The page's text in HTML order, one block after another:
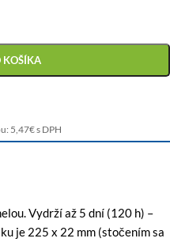
KOŠÍKA
5,47€s DPH
Vydrží až 5 dní (120 h) –
je 225 x 22 mm (stočením sa